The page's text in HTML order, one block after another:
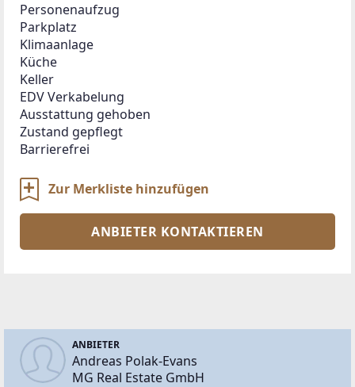
Personenaufzug
Parkplatz
Klimaanlage
Küche
Keller
EDV Verkabelung
Ausstattung gehoben
Zustand gepflegt
Barrierefrei
Zur Merkliste hinzufügen
ANBIETER KONTAKTIEREN
ANBIETER
Andreas Polak-Evans
MG Real Estate GmbH